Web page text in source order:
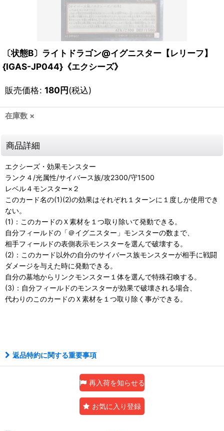
〔状態B〕ライトドラゴン@イグニスター【レリーフ】
{IGAS-JP044}《エクシーズ》
販売価格: 180円(税込)
在庫数 ×
商品詳細
エクシーズ・効果モンスター
ランク４/光属性/サイバース族/攻2300/守1500
レベル４モンスター×２
このカード名の(1)(2)の効果はそれぞれ１ターンに１度しか使用でき
ない。
(1)：このカードのＸ素材を１つ取り除いて発動できる。
自分フィールドの「＠イグニスター」モンスターの数まで、
相手フィールドの表側表示モンスターを選んで破壊する。
(2)：このカード以外の自分のサイバース族モンスターが相手に戦闘
ダメージを与えた時に発動できる。
自分の墓地からリンクモンスター１体を選んで特殊召喚する。
(3)：自分フィールドのモンスターが効果で破壊される場合、
代わりのこのカードのＸ素材を１つ取り除く事ができる。
返品特約に関する重要事項
再入荷を知らせる
お気に入り登録